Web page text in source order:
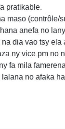
pratikable.
maso (contrôle/
anefa no
dia vao tsy
ny vice pm no
fa mila
lalana no afaka